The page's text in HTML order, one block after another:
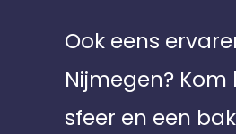
Ook eens
Nijmegen?
sfeer en een